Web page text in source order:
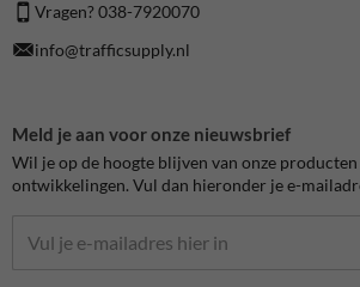
Vragen? 038-7920070
info@trafficsupply.nl
Meld je aan voor onze nieuwsbrief
Wil je op de hoogte blijven van onze producten
ontwikkelingen. Vul dan hieronder je e-